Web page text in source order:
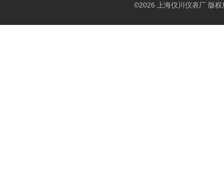
©2026 上海仪川仪表厂 版